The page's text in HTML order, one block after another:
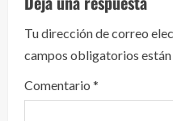
y
e
n
Tu dirección de correo
campos obligatorios
Comentario *